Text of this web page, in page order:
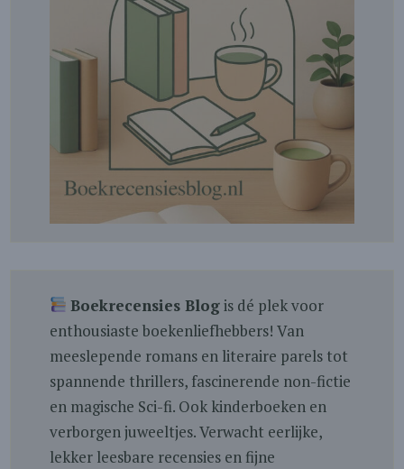
Boekrecensies Blogis dé plek voor
enthousiaste boekenliefhebbers! Van
meeslepende romans en literaire parels tot
spannende thrillers, fascinerende non-fictie
en magische Sci-fi. Ook kinderboeken en
verborgen juweeltjes. Verwacht eerlijke,
lekker leesbare recensies en fijne